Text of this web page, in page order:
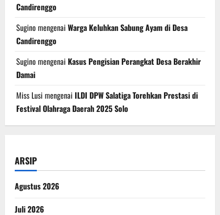
Candirenggo
Sugino mengenai Warga Keluhkan Sabung Ayam di Desa
Candirenggo
Sugino mengenai Kasus Pengisian Perangkat Desa Berakhir
Damai
Miss Lusi mengenai ILDI DPW Salatiga Torehkan Prestasi di
Festival Olahraga Daerah 2025 Solo
ARSIP
Agustus 2026
Juli 2026